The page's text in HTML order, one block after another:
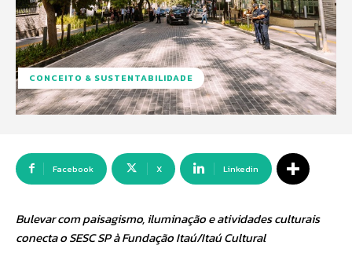
CONCEITO & SUSTENTABILIDADE
Facebook X Linkedin
Bulevar com paisagismo, iluminação e atividades culturais
conecta o SESC SP à Fundação Itaú/Itaú Cultural